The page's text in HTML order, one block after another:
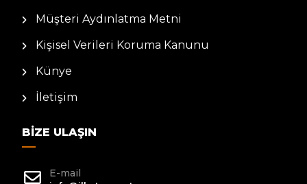
Müşteri Aydınlatma Metni
Kişisel Verileri Koruma Kanunu
Künye
İletişim
BIZE ULAŞIN
E-mail